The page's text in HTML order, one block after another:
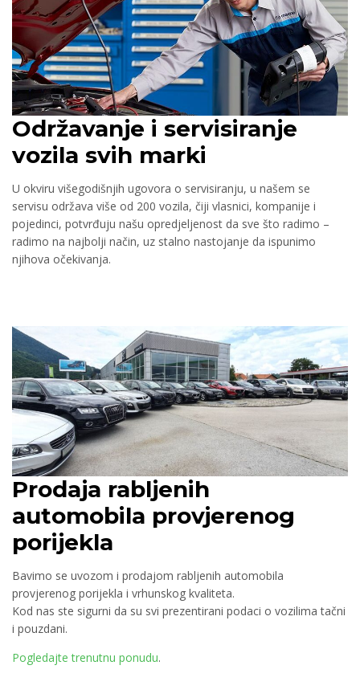
Održavanje i servisiranje
vozila svih marki
U okviru višegodišnjih ugovora o servisiranju, u našem se
servisu održava više od 200 vozila, čiji vlasnici, kompanije i
pojedinci, potvrđuju našu opredjeljenost da sve što radimo –
radimo na najbolji način, uz stalno nastojanje da ispunimo
njihova očekivanja.
Prodaja rabljenih
automobila provjerenog
porijekla
Bavimo se uvozom i prodajom rabljenih automobila
provjerenog porijekla i vrhunskog kvaliteta.
Kod nas ste sigurni da su svi prezentirani podaci o vozilima tačni
i pouzdani.
Pogledajte trenutnu ponudu.